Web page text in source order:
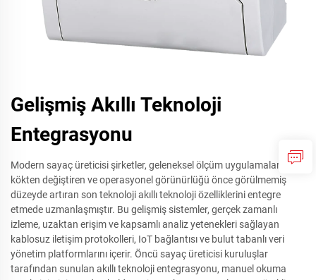
Gelişmiş Akıllı Teknoloji
Entegrasyonu
Modern sayaç üreticisi şirketler, geleneksel ölçüm uygulamalarını
kökten değiştiren ve operasyonel görünürlüğü önce görülmemiş
düzeyde artıran son teknoloji akıllı teknoloji özelliklerini entegre
etmede uzmanlaşmıştır. Bu gelişmiş sistemler, gerçek zamanlı
izleme, uzaktan erişim ve kapsamlı analiz yetenekleri sağlayan
kablosuz iletişim protokolleri, IoT bağlantısı ve bulut tabanlı veri
yönetim platformlarını içerir. Öncü sayaç üreticisi kuruluşlar
tarafından sunulan akıllı teknoloji entegrasyonu, manuel okuma